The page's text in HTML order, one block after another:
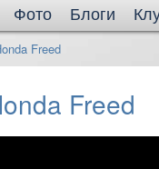
Фото Блоги
Freed
Freed